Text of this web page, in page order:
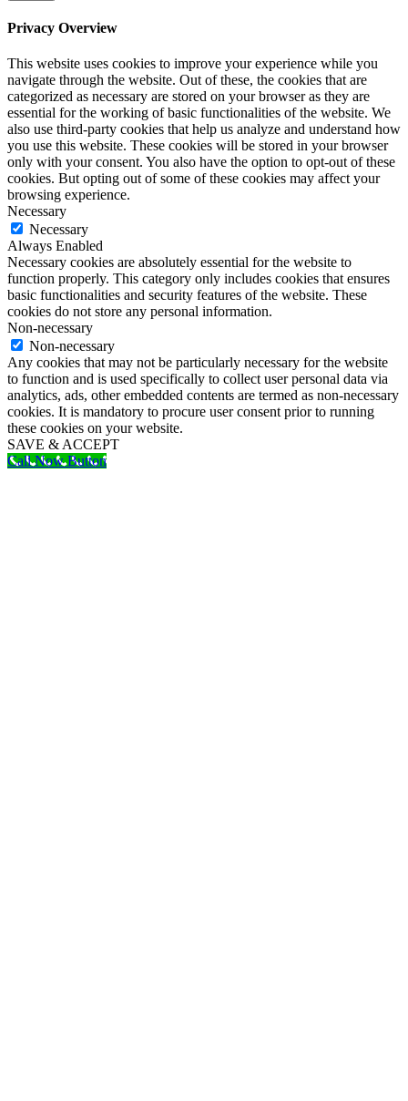
Privacy Overview
This website uses cookies to improve your experience while you
navigate through the website. Out of these, the cookies that are
categorized as necessary are stored on your browser as they are
essential for the working of basic functionalities of the website. We
also use third-party cookies that help us analyze and understand how
you use this website. These cookies will be stored in your browser
only with your consent. You also have the option to opt-out of these
cookies. But opting out of some of these cookies may affect your
browsing experience.
Necessary
Necessary
Always Enabled
Necessary cookies are absolutely essential for the website to
function properly. This category only includes cookies that ensures
basic functionalities and security features of the website. These
cookies do not store any personal information.
Non-necessary
Non-necessary
Any cookies that may not be particularly necessary for the website
to function and is used specifically to collect user personal data via
analytics, ads, other embedded contents are termed as non-necessary
cookies. It is mandatory to procure user consent prior to running
these cookies on your website.
SAVE & ACCEPT
Call Now Button